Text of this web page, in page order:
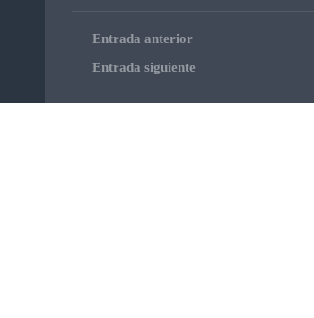
Entrada anterior
Entrada siguiente